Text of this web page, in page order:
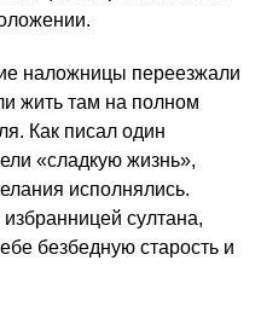
наложницы переезжали
жить там на полном
Как писал один
«сладкую жизнь»,
исполнялись.
султана,
безбедную старость и